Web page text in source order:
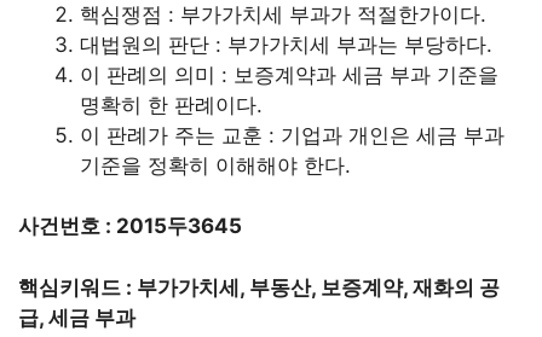
핵심쟁점 : 부가가치세 부과가 적절한가이다.
대법원의 판단 : 부가가치세 부과는 부당하다.
이 판례의 의미 : 보증계약과 세금 부과 기준을
명확히 한 판례이다.
이 판례가 주는 교훈 : 기업과 개인은 세금 부과
기준을 정확히 이해해야 한다.
사건번호 : 2015두3645
핵심키워드 : 부가가치세, 부동산, 보증계약, 재화의 공
급, 세금 부과